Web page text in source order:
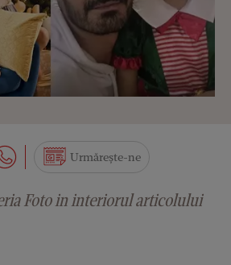
Urmărește-ne
Foto in interiorul articolului